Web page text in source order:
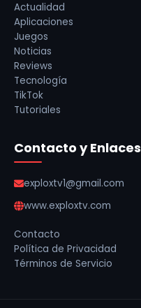
Actualidad
Aplicaciones
Juegos
Noticias
Reviews
Tecnología
TikTok
Tutoriales
Contacto y Enlaces
exploxtv1@gmail.com
www.exploxtv.com
Contacto
Política de Privacidad
Términos de Servicio